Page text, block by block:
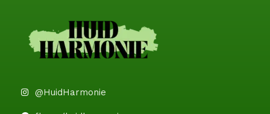
@HuidHarmonie